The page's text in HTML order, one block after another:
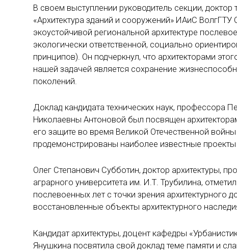
В своем выступлении руководитель секции,
«Архитектура зданий и сооружений» ИАиС
экоустойчивой региональной архитектуре
экологически ответственной, социально
принципов). Он подчеркнул, что архитекторами
нашей задачей является сохранение
поколений.
Доклад кандидата технических наук, профессора
Николаевны Антоновой был посвящен
его защите во время Великой Отечественной
продемонстрированы наиболее известные
Олег Степанович Субботин, доктор архитектуры,
аграрного университета им. И.Т. Трубилина,
послевоенных лет с точки зрения
восстановленные объекты архитектурного
Кандидат архитектуры, доцент кафедры
Янушкина посвятила свой доклад теме памяти и